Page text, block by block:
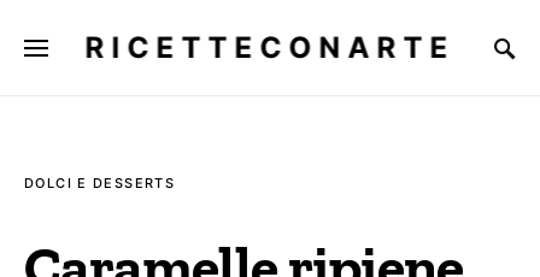
RICETTECONARTE
DOLCI E DESSERTS